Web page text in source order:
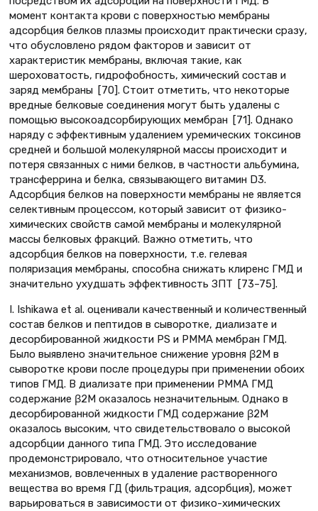
момент контакта крови с поверхностью мембраны
адсорбция белков плазмы происходит практически сразу,
что обусловлено рядом факторов и зависит от
характеристик мембраны, включая такие, как
шероховатость, гидрофобность, химический состав и
заряд мембраны [70]. Стоит отметить, что некоторые
вредные белковые соединения могут быть удалены с
помощью высокоадсорбирующих мембран [71]. Однако
наряду с эффективным удалением уремических токсинов
средней и большой молекулярной массы происходит и
потеря связанных с ними белков, в частности альбумина,
трансферрина и белка, связывающего витамин D3.
Адсорбция белков на поверхности мембраны не является
селективным процессом, который зависит от физико-
химических свойств самой мембраны и молекулярной
массы белковых фракций. Важно отметить, что
адсорбция белков на поверхности, т.е. гелевая
поляризация мембраны, способна снижать клиренс ГМД и
значительно ухудшать эффективность ЗПТ [73–75].
I. Ishikawa et al. оценивали качественный и количественный
состав белков и пептидов в сыворотке, диализате и
десорбированной жидкости PS и PMMA мембран ГМД.
Было выявлено значительное снижение уровня β2М в
сыворотке крови после процедуры при применении обоих
типов ГМД. В диализате при применении PMMA ГМД
содержание β2М оказалось незначительным. Однако в
десорбированной жидкости ГМД содержание β2М
оказалось высоким, что свидетельствовало о высокой
адсорбции данного типа ГМД. Это исследование
продемонстрировало, что относительное участие
механизмов, вовлеченных в удаление растворенного
вещества во время ГД (фильтрация, адсорбция), может
варьироваться в зависимости от физико-химических